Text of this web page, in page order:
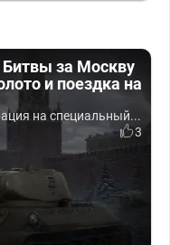
за Москву
и поездка на
на специальный...
3